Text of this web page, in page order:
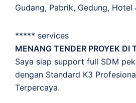
Gudang, Pabrik, Gedung, Hotel
***** services
MENANG TENDER PROYEK DI
Saya siap support full SDM
dengan Standard K3
Terpercaya.